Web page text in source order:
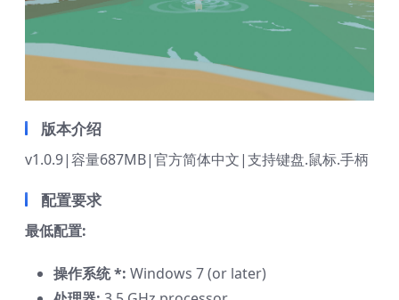
版本介绍
v1.0.9|容量687MB|官方简体中文|支持键盘.鼠标.手柄
配置要求
最低配置:
操作系统 *: Windows 7 (or later)